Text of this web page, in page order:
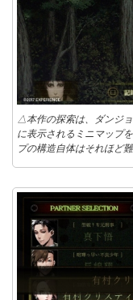
△本作の探索は、ダンジ
に表示されるミニマップ
プの構造自体はそれほど